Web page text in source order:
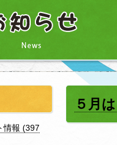
５月
情報 (397